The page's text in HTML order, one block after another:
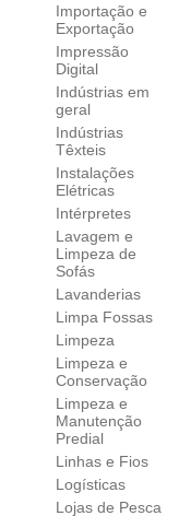
Importação e
Exportação
Impressão
Digital
Indústrias em
geral
Indústrias
Têxteis
Instalações
Elétricas
Intérpretes
Lavagem e
Limpeza de
Sofás
Lavanderias
Limpa Fossas
Limpeza
Limpeza e
Conservação
Limpeza e
Manutenção
Predial
Linhas e Fios
Logísticas
Lojas de Pesca